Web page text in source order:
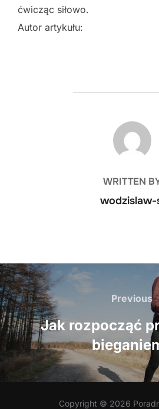
ćwicząc siłowo.
Autor artykułu:
POST AUTHOR
WRITTEN
wodzislaw-
Nawigacja
wpisu
Previous
Jak rozpocząć
Copyright © 2026